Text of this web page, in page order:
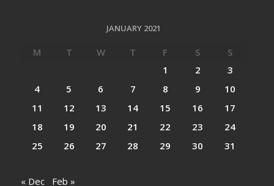
JANUARY 2021
M T W T F S
S
1
2
3
4
5 6 7 8 9
10
11
12 13 14 15 16
17
18
19 20 21 22 23
24
25
26 27 28 29 30 31
« Dec Feb »